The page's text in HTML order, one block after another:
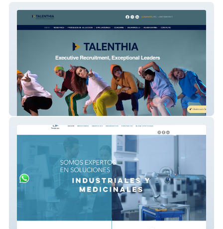
Talenthia – Consultora en Reclutamiento
Ejecutivo y Desarrollo de Talento
Sergaspa – Plataforma Digital para
Soluciones Industriales y Médicas